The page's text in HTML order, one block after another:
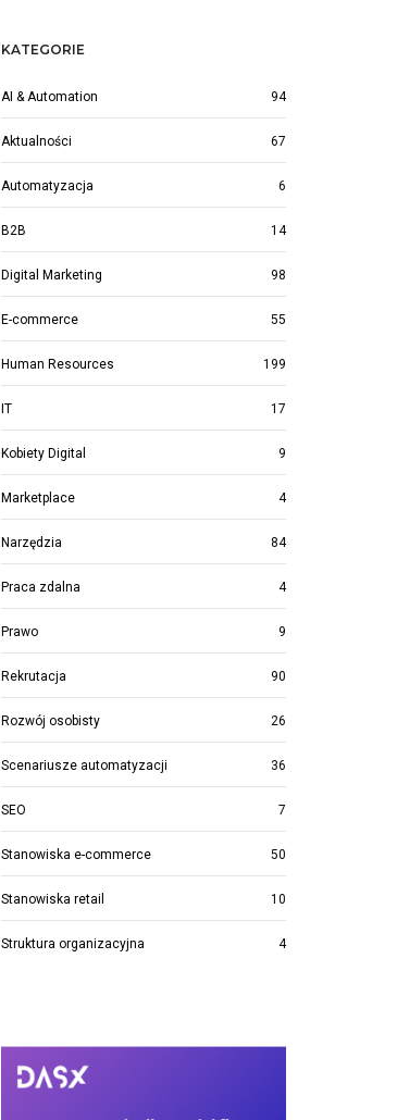
KATEGORIE
AI & Automation 94
Aktualności 67
Automatyzacja 6
B2B 14
Digital Marketing 98
E-commerce 55
Human Resources 199
IT 17
Kobiety Digital 9
Marketplace 4
Narzędzia 84
Praca zdalna 4
Prawo 9
Rekrutacja 90
Rozwój osobisty 26
Scenariusze automatyzacji 36
SEO 7
Stanowiska e-commerce 50
Stanowiska retail 10
Struktura organizacyjna 4